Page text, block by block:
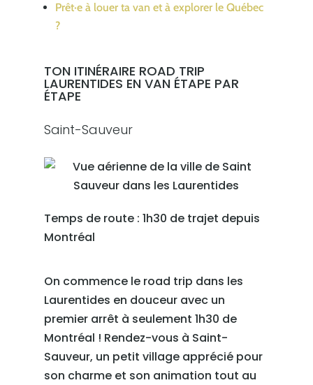
Prêt·e à louer ta van et à explorer le Québec
?
TON ITINÉRAIRE ROAD TRIP
LAURENTIDES EN VAN ÉTAPE PAR
ÉTAPE
Saint-Sauveur
Temps de route : 1h30 de trajet depuis
Montréal
On commence le road trip dans les
Laurentides en douceur avec un
premier arrêt à seulement 1h30 de
Montréal ! Rendez-vous à Saint-
Sauveur, un petit village apprécié pour
son charme et son animation tout au